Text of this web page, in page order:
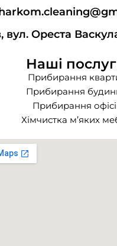
вул. Ореста
Наші
Прибирання
Прибирання
Прибирання
Хімчистка м’яких